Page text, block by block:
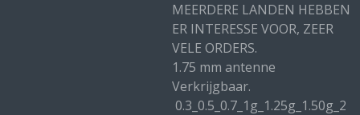
MEERDERE LANDEN HEBBEN
ER INTERESSE VOOR, ZEER
VELE ORDERS.
1.75 mm antenne
Verkrijgbaar.
0.3_0.5_0.7_1g_1.25g_1.50g_2